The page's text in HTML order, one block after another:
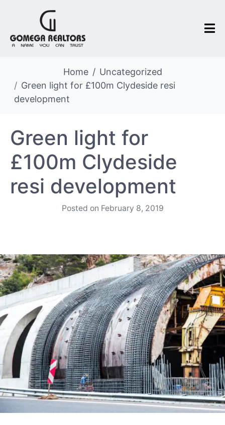
Home
Uncategorized
Green light for £100m Clydeside resi
development
Green light for
£100m Clydeside
resi development
Posted on February 8, 2019